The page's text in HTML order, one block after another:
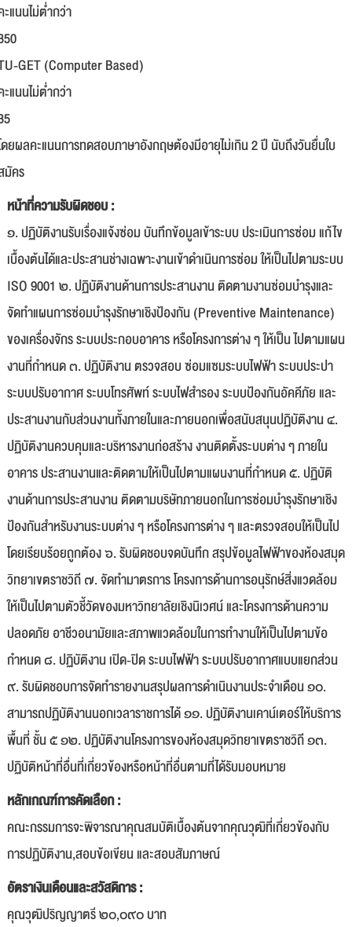
แนนไม่ต่ำกว่า
GET (Computer Based)
แนนไม่ต่ำกว่า
ดยผลคะแนนการทดสอบภาษาอังกฤษต้องมีอายุไม่เกิน 2 ปี นับถึงวันยื่นใบ
มัคร
หน้าที่ความรับผิดชอบ :
๑. ปฏิบัติงานรับเรื่องแจ้งซ่อม บันทึกข้อมูลเข้าระบบ ประเมินการซ่อม แก้ไข
เบื้องต้นได้และประสานช่างเฉพาะงานเข้าดำเนินการซ่อม ให้เป็นไปตามระบบ
ISO 9001 ๒. ปฏิบัติงานด้านการประสานงาน ติดตามงานซ่อมบำรุงและ
จัดทำแผนการซ่อมบำรุงรักษาเชิงป้องกัน (Preventive Maintenance)
ของเครื่องจักร ระบบประกอบอาคาร หรือโครงการต่าง ๆ ให้เป็น ไปตามแผน
งานที่กำหนด ๓. ปฏิบัติงาน ตรวจสอบ ซ่อมแซมระบบไฟฟ้า ระบบประปา
ระบบปรับอากาศ ระบบโทรศัพท์ ระบบไฟสำรอง ระบบป้องกันอัคคีภัย และ
ประสานงานกับส่วนงานทั้งภายในและภายนอกเพื่อสนับสนุนปฏิบัติงาน ๔.
ปฏิบัติงานควบคุมและบริหารงานก่อสร้าง งานติดตั้งระบบต่าง ๆ ภายใน
อาคาร ประสานงานและติดตามให้เป็นไปตามแผนงานที่กำหนด ๕. ปฏิบัติ
งานด้านการประสานงาน ติดตามบริษัทภายนอกในการซ่อมบำรุงรักษาเชิง
ป้องกันสำหรับงานระบบต่าง ๆ หรือโครงการต่าง ๆ และตรวจสอบให้เป็นไป
โดยเรียบร้อยถูกต้อง ๖. รับผิดชอบจดบันทึก สรุปข้อมูลไฟฟ้าของห้องสมุด
วิทยาเขตราชวิถี ๗. จัดทำมาตรการ โครงการด้านการอนุรักษ์สิ่งแวดล้อม
ให้เป็นไปตามตัวชี้วัดของมหาวิทยาลัยเชิงนิเวศน์ และโครงการด้านความ
ปลอดภัย อาชีวอนามัยและสภาพแวดล้อมในการทำงานให้เป็นไปตามข้อ
กำหนด ๘. ปฏิบัติงาน เปิด-ปิด ระบบไฟฟ้า ระบบปรับอากาศแบบแยกส่วน
๙. รับผิดชอบการจัดทำรายงานสรุปผลการดำเนินงานประจำเดือน ๑๐.
สามารถปฏิบัติงานนอกเวลาราชการได้ ๑๑. ปฏิบัติงานเคาน์เตอร์ให้บริการ
พื้นที่ ชั้น ๕ ๑๒. ปฏิบัติงานโครงการของห้องสมุดวิทยาเขตราชวิถี ๑๓.
ปฏิบัติหน้าที่อื่นที่เกี่ยวข้องหรือหน้าที่อื่นตามที่ได้รับมอบหมาย
หลักเกณฑ์การคัดเลือก :
คณะกรรมการจะพิจารณาคุณสมบัติเบื้องต้นจากคุณวุฒิที่เกี่ยวข้องกับ
การปฏิบัติงาน,สอบข้อเขียน และสอบสัมภาษณ์
อัตราเงินเดือนและสวัสดิการ :
คุณวุฒิปริญญาตรี ๒๐,๐๙๐ บาท